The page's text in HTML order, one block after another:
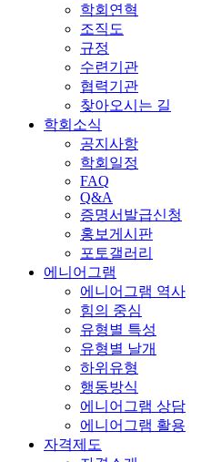
학회연혁
조직도
규정
수련기관
협력기관
찾아오시는 길
학회소식
공지사항
학회일정
FAQ
Q&A
증명서발급신청
홍보게시판
포토갤러리
에니어그램
에니어그램 역사
힘의 중심
유형별 특성
유형별 날개
하위유형
행동방식
에니어그램 상담
에니어그램 활용
자격제도